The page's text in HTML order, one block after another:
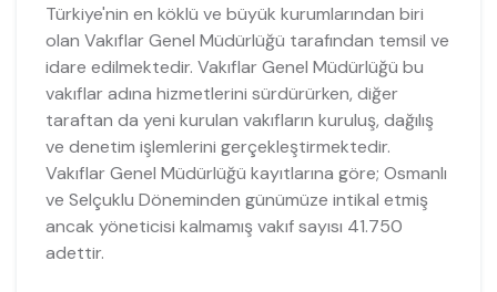
Türkiye'nin en köklü ve büyük kurumlarından biri
olan Vakıflar Genel Müdürlüğü tarafından temsil ve
idare edilmektedir. Vakıflar Genel Müdürlüğü bu
vakıflar adına hizmetlerini sürdürürken, diğer
taraftan da yeni kurulan vakıfların kuruluş, dağılış
ve denetim işlemlerini gerçekleştirmektedir.
Vakıflar Genel Müdürlüğü kayıtlarına göre; Osmanlı
ve Selçuklu Döneminden günümüze intikal etmiş
ancak yöneticisi kalmamış vakıf sayısı 41.750
adettir.